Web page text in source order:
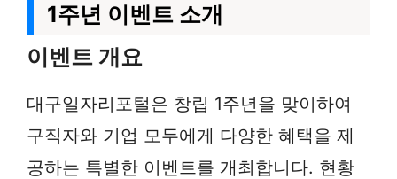
1주년 이벤트 소개
이벤트 개요
대구일자리포털은 창립 1주년을 맞이하여
구직자와 기업 모두에게 다양한 혜택을 제
공하는 특별한 이벤트를 개최합니다. 현황